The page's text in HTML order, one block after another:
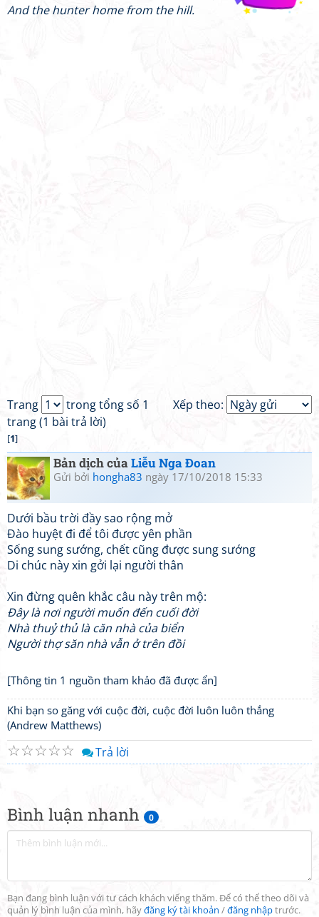
Bình luận nhanh 0
Bạn đang bình luận với tư cách khách viếng thăm. Để có thể theo dõi và
quản lý bình luận của mình, hãyđăng ký tài khoản /đăng nhậptrước.
And the hunter home from the hill.
Xếp theo:
Trang
trong tổng số 1
trang (1 bài trả lời)
[1]
Bản dịch củaLiễu Nga Đoan
Gửi bởi hongha83 ngày 17/10/2018 15:33
Dưới bầu trời đầy sao rộng mở
Đào huyệt đi để tôi được yên phần
Sống sung sướng, chết cũng được sung sướng
Di chúc này xin gởi lại người thân
Xin đừng quên khắc câu này trên mộ:
Đây là nơi người muốn đến cuối đời
Nhà thuỷ thủ là căn nhà của biển
Người thợ săn nhà vẫn ở trên đồi
[Thông tin 1 nguồn tham khảo đã được ẩn]
Khi bạn so găng với cuộc đời, cuộc đời luôn luôn thắng
(Andrew Matthews)
☆
☆
☆
☆
☆ Trả lời